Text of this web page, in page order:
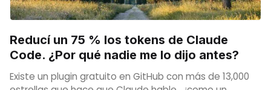
Reducí un 75 % los tokens de Claude
Code. ¿Por qué nadie me lo dijo antes?
Existe un plugin gratuito en GitHub con más de 13,000